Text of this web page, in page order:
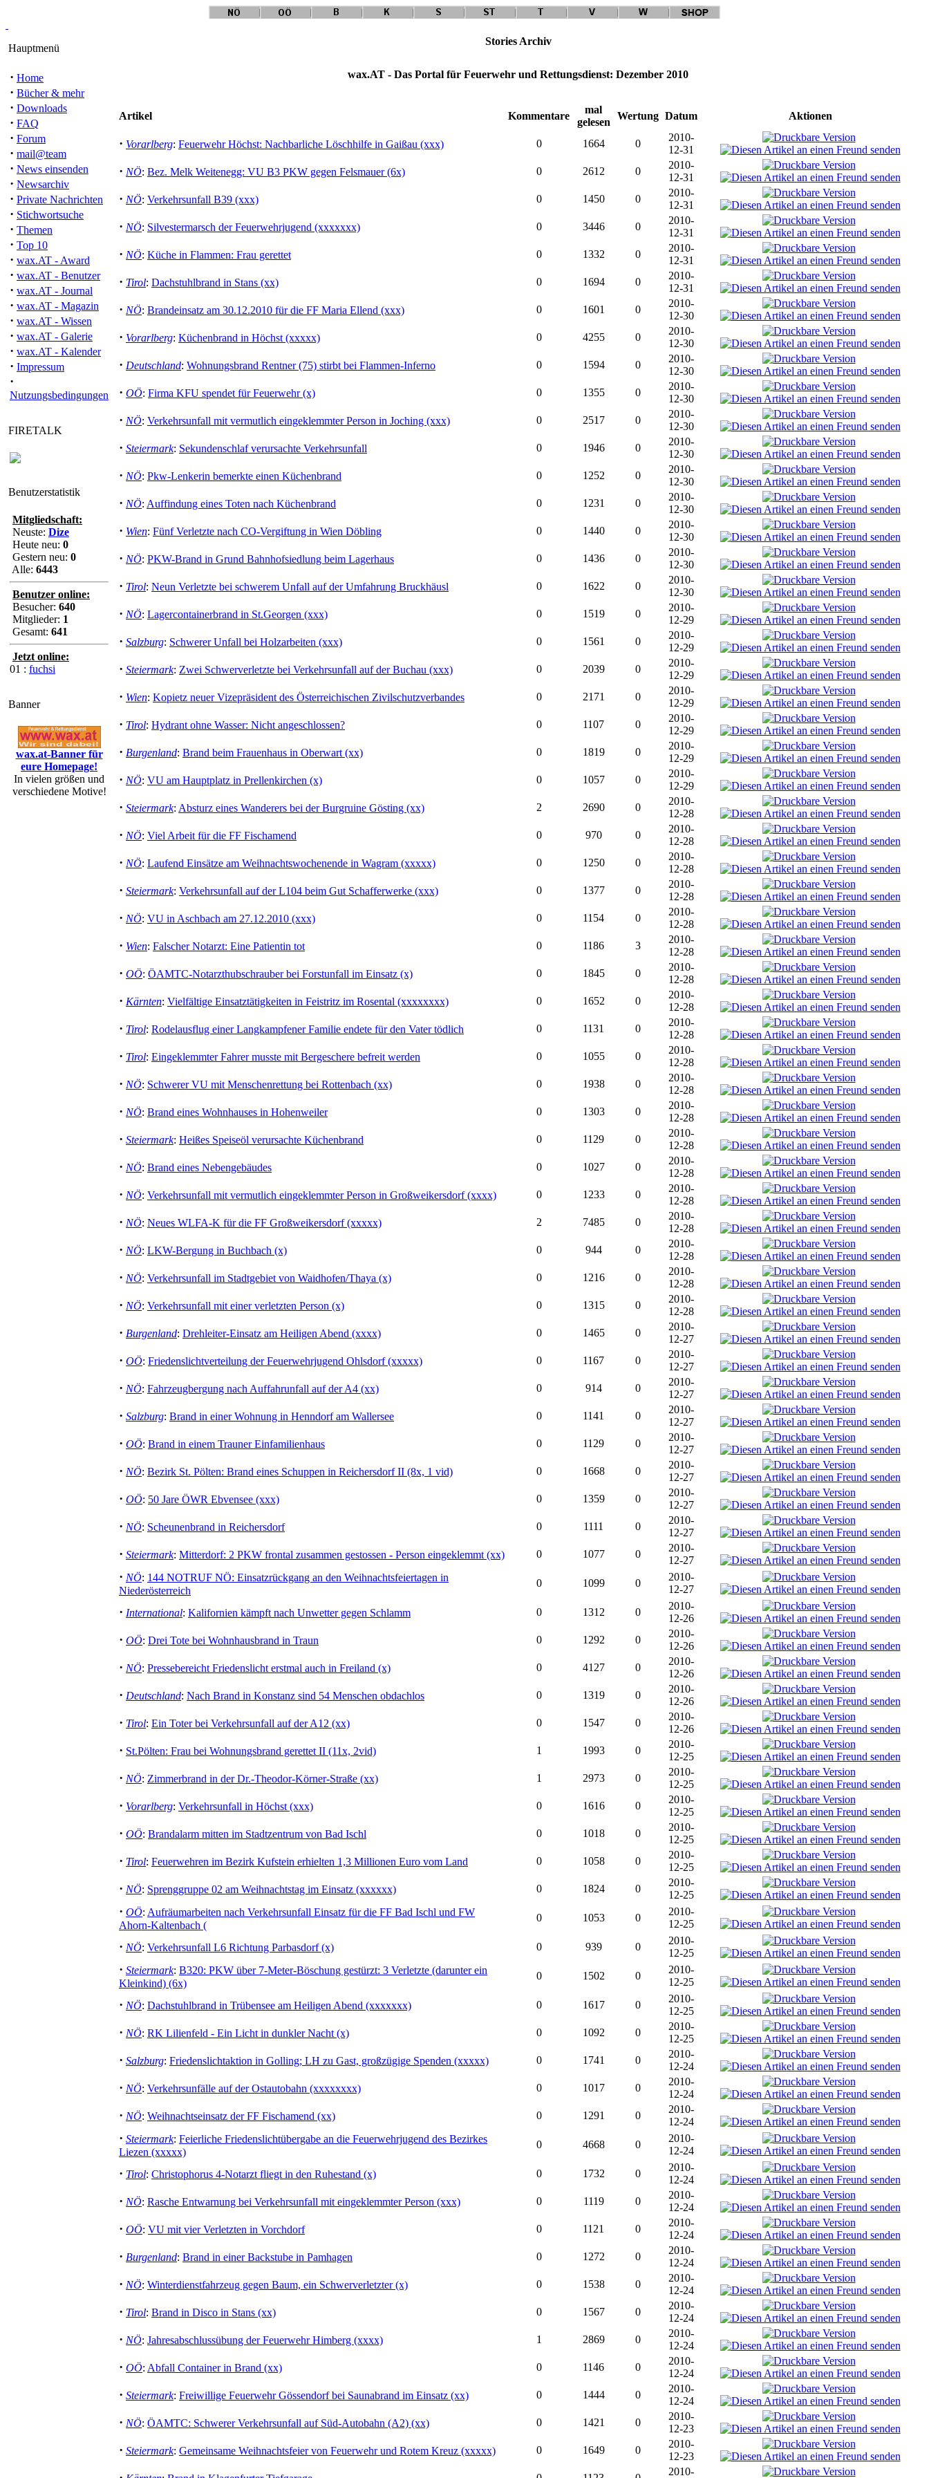
Hauptmenü
· Home
· Bücher & mehr
· Downloads
· FAQ
· Forum
· mail@team
· News einsenden
· Newsarchiv
· Private Nachrichten
· Stichwortsuche
· Themen
· Top 10
· wax.AT - Award
· wax.AT - Benutzer
· wax.AT - Journal
· wax.AT - Magazin
· wax.AT - Wissen
· wax.AT - Galerie
· wax.AT - Kalender
· Impressum
·
Nutzungsbedingungen
FIRETALK
Benutzerstatistik
Mitgliedschaft:
Neuste: Dize
Heute neu: 0
Gestern neu: 0
Alle: 6443
Benutzer online:
Besucher: 640
Mitglieder: 1
Gesamt: 641
Jetzt online:
01 : fuchsi
Banner
wax.at-Banner für
eure Homepage!
In vielen größen und
verschiedene Motive!
Stories Archiv
wax.AT - Das Portal für Feuerwehr und Rettungsdienst: Dezember 2010
Artikel Kommentare
mal
gelesen
Wertung Datum Aktionen
· Vorarlberg: Feuerwehr Höchst: Nachbarliche Löschhilfe in Gaißau (xxx) 0 1664 0
2010-
12-31
· NÖ: Bez. Melk Weitenegg: VU B3 PKW gegen Felsmauer (6x) 0 2612 0
2010-
12-31
· NÖ: Verkehrsunfall B39 (xxx) 0 1450 0
2010-
12-31
· NÖ: Silvestermarsch der Feuerwehrjugend (xxxxxxx) 0 3446 0
2010-
12-31
· NÖ: Küche in Flammen: Frau gerettet 0 1332 0
2010-
12-31
· Tirol: Dachstuhlbrand in Stans (xx) 0 1694 0
2010-
12-31
· NÖ: Brandeinsatz am 30.12.2010 für die FF Maria Ellend (xxx) 0 1601 0
2010-
12-30
· Vorarlberg: Küchenbrand in Höchst (xxxxx) 0 4255 0
2010-
12-30
· Deutschland: Wohnungsbrand Rentner (75) stirbt bei Flammen-Inferno 0 1594 0
2010-
12-30
· OÖ: Firma KFU spendet für Feuerwehr (x) 0 1355 0
2010-
12-30
· NÖ: Verkehrsunfall mit vermutlich eingeklemmter Person in Joching (xxx) 0 2517 0
2010-
12-30
· Steiermark: Sekundenschlaf verursachte Verkehrsunfall 0 1946 0
2010-
12-30
· NÖ: Pkw-Lenkerin bemerkte einen Küchenbrand 0 1252 0
2010-
12-30
· NÖ: Auffindung eines Toten nach Küchenbrand 0 1231 0
2010-
12-30
· Wien: Fünf Verletzte nach CO-Vergiftung in Wien Döbling 0 1440 0
2010-
12-30
· NÖ: PKW-Brand in Grund Bahnhofsiedlung beim Lagerhaus 0 1436 0
2010-
12-30
· Tirol: Neun Verletzte bei schwerem Unfall auf der Umfahrung Bruckhäusl 0 1622 0
2010-
12-30
· NÖ: Lagercontainerbrand in St.Georgen (xxx) 0 1519 0
2010-
12-29
· Salzburg: Schwerer Unfall bei Holzarbeiten (xxx) 0 1561 0
2010-
12-29
· Steiermark: Zwei Schwerverletzte bei Verkehrsunfall auf der Buchau (xxx) 0 2039 0
2010-
12-29
· Wien: Kopietz neuer Vizepräsident des Österreichischen Zivilschutzverbandes 0 2171 0
2010-
12-29
· Tirol: Hydrant ohne Wasser: Nicht angeschlossen? 0 1107 0
2010-
12-29
· Burgenland: Brand beim Frauenhaus in Oberwart (xx) 0 1819 0
2010-
12-29
· NÖ: VU am Hauptplatz in Prellenkirchen (x) 0 1057 0
2010-
12-29
· Steiermark: Absturz eines Wanderers bei der Burgruine Gösting (xx) 2 2690 0
2010-
12-28
· NÖ: Viel Arbeit für die FF Fischamend 0 970 0
2010-
12-28
· NÖ: Laufend Einsätze am Weihnachtswochenende in Wagram (xxxxx) 0 1250 0
2010-
12-28
· Steiermark: Verkehrsunfall auf der L104 beim Gut Schafferwerke (xxx) 0 1377 0
2010-
12-28
· NÖ: VU in Aschbach am 27.12.2010 (xxx) 0 1154 0
2010-
12-28
· Wien: Falscher Notarzt: Eine Patientin tot 0 1186 3
2010-
12-28
· OÖ: ÖAMTC-Notarzthubschrauber bei Forstunfall im Einsatz (x) 0 1845 0
2010-
12-28
· Kärnten: Vielfältige Einsatztätigkeiten in Feistritz im Rosental (xxxxxxxx) 0 1652 0
2010-
12-28
· Tirol: Rodelausflug einer Langkampfener Familie endete für den Vater tödlich 0 1131 0
2010-
12-28
· Tirol: Eingeklemmter Fahrer musste mit Bergeschere befreit werden 0 1055 0
2010-
12-28
· NÖ: Schwerer VU mit Menschenrettung bei Rottenbach (xx) 0 1938 0
2010-
12-28
· NÖ: Brand eines Wohnhauses in Hohenweiler 0 1303 0
2010-
12-28
· Steiermark: Heißes Speiseöl verursachte Küchenbrand 0 1129 0
2010-
12-28
· NÖ: Brand eines Nebengebäudes 0 1027 0
2010-
12-28
· NÖ: Verkehrsunfall mit vermutlich eingeklemmter Person in Großweikersdorf (xxxx) 0 1233 0
2010-
12-28
· NÖ: Neues WLFA-K für die FF Großweikersdorf (xxxxx) 2 7485 0
2010-
12-28
· NÖ: LKW-Bergung in Buchbach (x) 0 944 0
2010-
12-28
· NÖ: Verkehrsunfall im Stadtgebiet von Waidhofen/Thaya (x) 0 1216 0
2010-
12-28
· NÖ: Verkehrsunfall mit einer verletzten Person (x) 0 1315 0
2010-
12-28
· Burgenland: Drehleiter-Einsatz am Heiligen Abend (xxxx) 0 1465 0
2010-
12-27
· OÖ: Friedenslichtverteilung der Feuerwehrjugend Ohlsdorf (xxxxx) 0 1167 0
2010-
12-27
· NÖ: Fahrzeugbergung nach Auffahrunfall auf der A4 (xx) 0 914 0
2010-
12-27
· Salzburg: Brand in einer Wohnung in Henndorf am Wallersee 0 1141 0
2010-
12-27
· OÖ: Brand in einem Trauner Einfamilienhaus 0 1129 0
2010-
12-27
· NÖ: Bezirk St. Pölten: Brand eines Schuppen in Reichersdorf II (8x, 1 vid) 0 1668 0
2010-
12-27
· OÖ: 50 Jare ÖWR Ebvensee (xxx) 0 1359 0
2010-
12-27
· NÖ: Scheunenbrand in Reichersdorf 0 1111 0
2010-
12-27
· Steiermark: Mitterdorf: 2 PKW frontal zusammen gestossen - Person eingeklemmt (xx) 0 1077 0
2010-
12-27
· NÖ: 144 NOTRUF NÖ: Einsatzrückgang an den Weihnachtsfeiertagen in
Niederösterreich
0 1099 0
2010-
12-27
· International: Kalifornien kämpft nach Unwetter gegen Schlamm 0 1312 0
2010-
12-26
· OÖ: Drei Tote bei Wohnhausbrand in Traun 0 1292 0
2010-
12-26
· NÖ: Pressebereicht Friedenslicht erstmal auch in Freiland (x) 0 4127 0
2010-
12-26
· Deutschland: Nach Brand in Konstanz sind 54 Menschen obdachlos 0 1319 0
2010-
12-26
· Tirol: Ein Toter bei Verkehrsunfall auf der A12 (xx) 0 1547 0
2010-
12-26
· St.Pölten: Frau bei Wohnungsbrand gerettet II (11x, 2vid) 1 1993 0
2010-
12-25
· NÖ: Zimmerbrand in der Dr.-Theodor-Körner-Straße (xx) 1 2973 0
2010-
12-25
· Vorarlberg: Verkehrsunfall in Höchst (xxx) 0 1616 0
2010-
12-25
· OÖ: Brandalarm mitten im Stadtzentrum von Bad Ischl 0 1018 0
2010-
12-25
· Tirol: Feuerwehren im Bezirk Kufstein erhielten 1,3 Millionen Euro vom Land 0 1058 0
2010-
12-25
· NÖ: Sprenggruppe 02 am Weihnachtstag im Einsatz (xxxxxx) 0 1824 0
2010-
12-25
· OÖ: Aufräumarbeiten nach Verkehrsunfall Einsatz für die FF Bad Ischl und FW
Ahorn-Kaltenbach (
0 1053 0
2010-
12-25
· NÖ: Verkehrsunfall L6 Richtung Parbasdorf (x) 0 939 0
2010-
12-25
· Steiermark: B320: PKW über 7-Meter-Böschung gestürzt: 3 Verletzte (darunter ein
Kleinkind) (6x)
0 1502 0
2010-
12-25
· NÖ: Dachstuhlbrand in Trübensee am Heiligen Abend (xxxxxxx) 0 1617 0
2010-
12-25
· NÖ: RK Lilienfeld - Ein Licht in dunkler Nacht (x) 0 1092 0
2010-
12-25
· Salzburg: Friedenslichtaktion in Golling; LH zu Gast, großzügige Spenden (xxxxx) 0 1741 0
2010-
12-24
· NÖ: Verkehrsunfälle auf der Ostautobahn (xxxxxxxx) 0 1017 0
2010-
12-24
· NÖ: Weihnachtseinsatz der FF Fischamend (xx) 0 1291 0
2010-
12-24
· Steiermark: Feierliche Friedenslichtübergabe an die Feuerwehrjugend des Bezirkes
Liezen (xxxxx)
0 4668 0
2010-
12-24
· Tirol: Christophorus 4-Notarzt fliegt in den Ruhestand (x) 0 1732 0
2010-
12-24
· NÖ: Rasche Entwarnung bei Verkehrsunfall mit eingeklemmter Person (xxx) 0 1119 0
2010-
12-24
· OÖ: VU mit vier Verletzten in Vorchdorf 0 1121 0
2010-
12-24
· Burgenland: Brand in einer Backstube in Pamhagen 0 1272 0
2010-
12-24
· NÖ: Winterdienstfahrzeug gegen Baum, ein Schwerverletzter (x) 0 1538 0
2010-
12-24
· Tirol: Brand in Disco in Stans (xx) 0 1567 0
2010-
12-24
· NÖ: Jahresabschlussübung der Feuerwehr Himberg (xxxx) 1 2869 0
2010-
12-24
· OÖ: Abfall Container in Brand (xx) 0 1146 0
2010-
12-24
· Steiermark: Freiwillige Feuerwehr Gössendorf bei Saunabrand im Einsatz (xx) 0 1444 0
2010-
12-24
· NÖ: ÖAMTC: Schwerer Verkehrsunfall auf Süd-Autobahn (A2) (xx) 0 1421 0
2010-
12-23
· Steiermark: Gemeinsame Weihnachtsfeier von Feuerwehr und Rotem Kreuz (xxxxx) 0 1649 0
2010-
12-23
2010-